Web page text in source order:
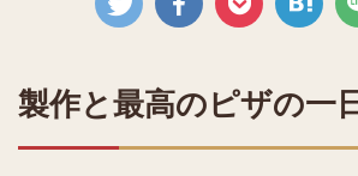
製作と最高のピザの一